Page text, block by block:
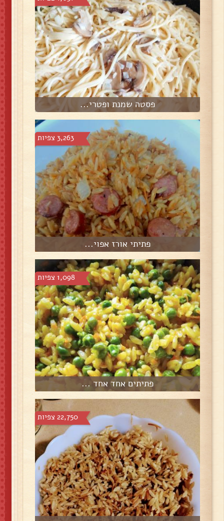
פסטה שמנת ופטרי...
3,263 צפיות
פתיתי אורז אפוי...
1,098 צפיות
פתיתים אחד אחד ...
22,750 צפיות